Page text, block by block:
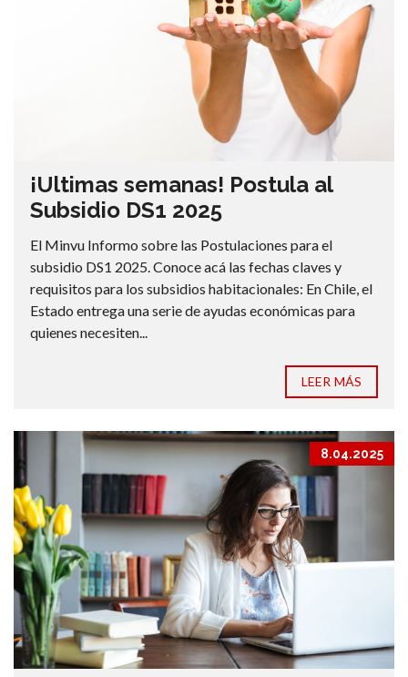
¡Ultimas semanas! Postula al
Subsidio DS1 2025
El Minvu Informo sobre las Postulaciones para el
subsidio DS1 2025. Conoce acá las fechas claves y
requisitos para los subsidios habitacionales: En Chile, el
Estado entrega una serie de ayudas económicas para
quienes necesiten...
LEER MÁS
8.04.2025